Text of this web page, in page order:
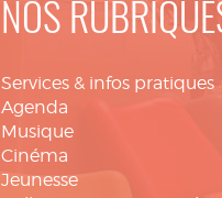
NOS
Services & infos pratiques
Agenda
Musique
Cinéma
Jeunesse